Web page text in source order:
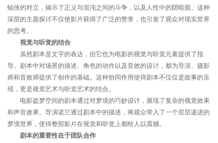
蝠侠的对立，揭示了正义与混沌之间的斗争，以及人性中的阴暗面。这种
深层的主题探讨不仅使影片获得了广泛的赞誉，也引发了观众对现实世界
的思考。
视觉与听觉的结合
虽然剧本是文字的表达，但它也为电影的视觉与听觉元素提供了指
导。剧本中对场景的描述、角色的动作以及音效的设计，都为导演、摄影
师和音效师提供了创作的基础。这种协同作用使得剧本不仅仅是故事的呈
现，更是视觉艺术与听觉艺术的结合。
电影盗梦空间的剧本通过对梦境的巧妙设计，展现了复杂的视觉效果
和声音效果。导演诺兰通过剧本中的描述，将观众带入了一个层层递进的
梦境世界，使得整部影片在视觉和听觉上都给人以震撼。
剧本的重要性在于团队合作